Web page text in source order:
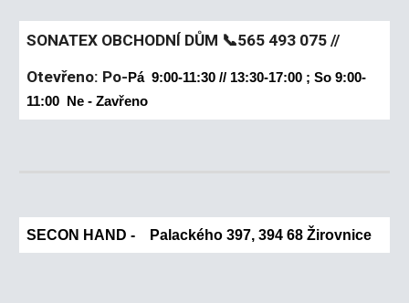
SONATEX OBCHODNÍ DŮM 📞565 493 075 //
Otevřeno: Po- Pá 9:00-11:30 // 13:30-17:00 ; So 9:00-
11:00 Ne - Zavřeno
SECON HAND - Palackého 397, 394 68 Žirovnice